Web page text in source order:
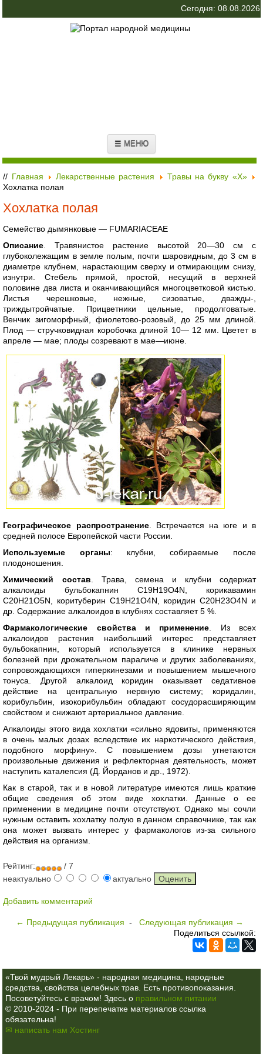
Сегодня: 08.08.2026
☰ МЕНЮ
// Главная Лекарственные растения
Травы на букву «Х»
Хохлатка полая
Хохлатка полая
Семейство дымянковые — FUMARIACEAE
Описание . Травянистое растение высотой 20—30 см с
глубоколежащим в земле полым, почти шаровидным, до 3 см в
диаметре клубнем, нарастающим сверху и отмирающим снизу,
изнутри. Стебель прямой, простой, несущий в верхней
половине два листа и оканчивающийся многоцветковой кистью.
Листья черешковые, нежные, сизоватые, дважды-,
триждытройчатые. Прицветники цельные, продолговатые.
Венчик зигоморфный, фиолетово-розовый, до 25 мм длиной.
Плод — стручковидная коробочка длиной 10— 12 мм. Цветет в
апреле — мае; плоды созревают в мае—июне.
Географическое распространение. Встречается на юге и в
средней полосе Европейской части России.
Используемые органы: клубни, собираемые после
плодоношения.
Химический состав . Трава, семена и клубни содержат
алкалоиды бульбокапнин C19H19О4N, корикавамин
C20H21О5N, коритуберин C19H21О4N, коридин C20H23O4N и
др. Содержание алкалоидов в клубнях составляет 5 %.
Фармакологические свойства и применение . Из всех
алкалоидов растения наибольший интерес представляет
бульбокапнин, который используется в клинике нервных
болезней при дрожательном параличе и других заболеваниях,
сопровождающихся гиперкинезами и повышением мышечного
тонуса. Другой алкалоид коридин оказывает седативное
действие на центральную нервную систему; коридалин,
корибульбин, изокорибульбин обладают сосудорасширяющим
свойством и снижают артериальное давление.
Алкалоиды этого вида хохлатки «сильно ядовиты, применяются
в очень малых дозах вследствие их наркотического действия,
подобного морфину». С повышением дозы угнетаются
произвольные движения и рефлекторная деятельность, может
наступить каталепсия (Д. Йорданов и др., 1972).
Как в старой, так и в новой литературе имеются лишь краткие
общие сведения об этом виде хохлатки. Данные о ее
применении в медицине почти отсутствуют. Однако мы сочли
нужным оставить хохлатку полую в данном справочнике, так как
она может вызвать интерес у фармакологов из-за сильного
действия на организм.
Рейтинг:
/ 7
неактуально
актуально
Добавить комментарий
← Предыдущая публикация - Следующая публикация →
Поделиться ссылкой:
«Твой мудрый Лекарь» - народная медицина, народные
средства, свойства целебных трав. Есть противопоказания.
Посоветуйтесь с врачом! Здесь о правильном питании
© 2010-2024 - При перепечатке материалов ссылка
обязательна!
✉ написать нам Хостинг